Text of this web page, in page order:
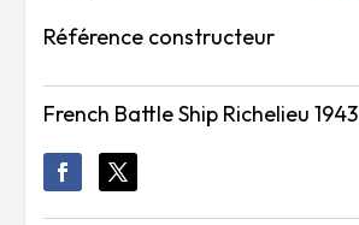
Référence constructeur
French Battle Ship Richelieu 1943